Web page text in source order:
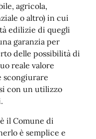
agricola,
o altro) in cui
edilizie di quegli
garanzia per
delle possibilità di
reale valore
scongiurare
con un utilizzo
il Comune di
è semplice e